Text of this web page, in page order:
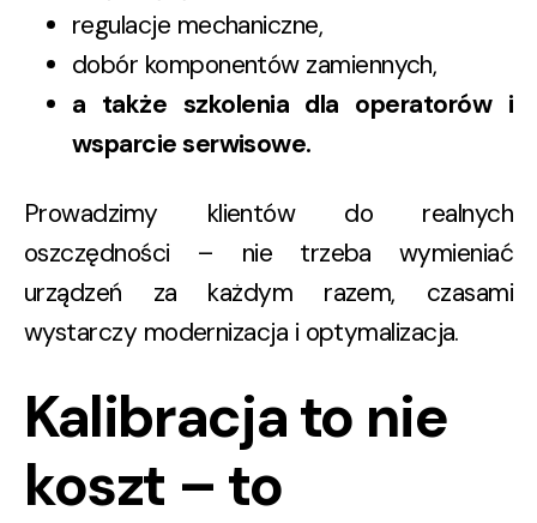
regulacje mechaniczne,
dobór komponentów zamiennych,
a także szkolenia dla operatorów i
wsparcie serwisowe.
Prowadzimy klientów do realnych
oszczędności – nie trzeba wymieniać
urządzeń za każdym razem, czasami
wystarczy modernizacja i optymalizacja.
Kalibracja to nie
koszt – to